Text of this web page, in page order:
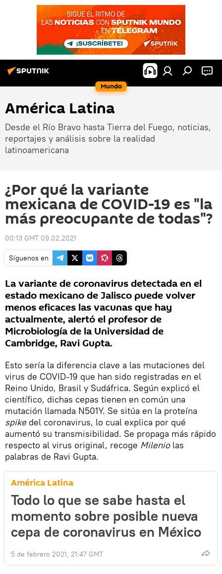
Mundo
América Latina
Desde el Río Bravo hasta Tierra del Fuego, noticias,
reportajes y análisis sobre la realidad
latinoamericana
¿Por qué la variante
mexicana de COVID-19 es "la
más preocupante de todas"?
00:13 GMT 09.02.2021
Síguenos en
La variante de coronavirus detectada en el
estado mexicano de Jalisco puede volver
menos eficaces las vacunas que hay
actualmente, alertó el profesor de
Microbiología de la Universidad de
Cambridge, Ravi Gupta.
Esto sería la diferencia clave a las mutaciones del
virus de COVID-19 que han sido registradas en el
Reino Unido, Brasil y Sudáfrica. Según explicó el
científico, dichas cepas tienen en común una
mutación llamada N501Y. Se sitúa en la proteína
spikedel coronavirus, lo cual explica por qué
aumentó su transmisibilidad. Se propaga más rápido
respecto al virus original, recoge Mileniolas
palabras de Ravi Gupta.
América Latina
Todo lo que se sabe hasta el
momento sobre posible nueva
cepa de coronavirus en México
5 de febrero 2021, 21:47 GMT